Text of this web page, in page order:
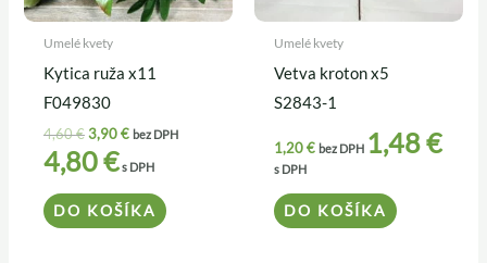
Umelé kvety
Kytica ruža x11
F049830
4,60€3,90€ bez DPH
4,80€s DPH
DO KOŠÍKA
Umelé kvety
Vetva kroton x5
S2843-1
1,20€ bez DPH 1,48€
s DPH
DO KOŠÍKA